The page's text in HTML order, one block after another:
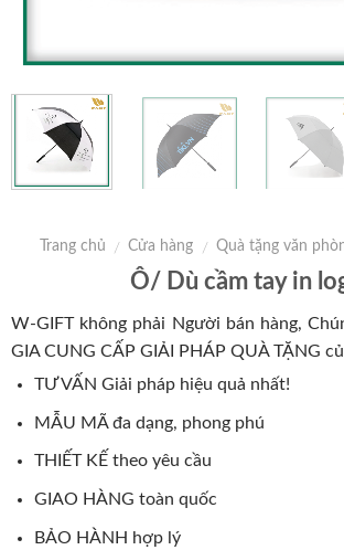
Trang chủ / Cửa hàng / Quà tặng văn
Ô/ Dù cầm tay in
W-GIFT không phải Người bán hàng,
GIA CUNG CẤP GIẢI PHÁP QUÀ TẶNG
TƯ VẤN Giải pháp hiệu quả nhất!
MẪU MÃ đa dạng, phong phú
THIẾT KẾ theo yêu cầu
GIAO HÀNG toàn quốc
BẢO HÀNH hợp lý